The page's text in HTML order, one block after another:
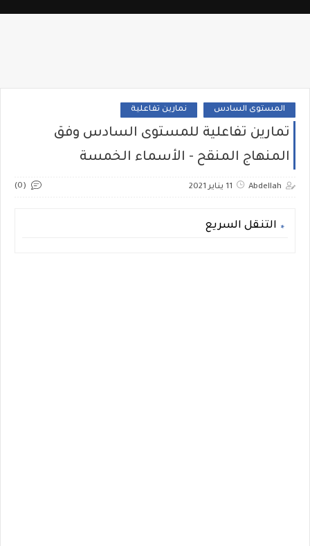
المستوى السادس نمارين تفاعلية
تمارين تفاعلية للمستوى السادس وفق
المنهاج المنقح - الأسماء الخمسة
Abdellah 11 يناير 2021 (0)
التنقل السريع